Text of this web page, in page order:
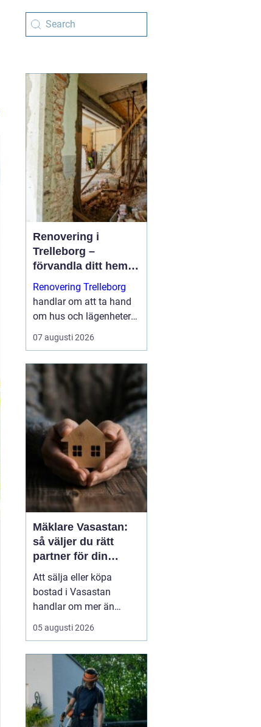
Renovering i
Trelleborg –
förvandla ditt hem
med kvalitet
Renovering Trelleborg
handlar om att ta hand
om hus och lägenheter
på ett sätt som både
stärker vardagen och
bostaden. I en stad me...
07 augusti 2026
Mäklare Vasastan:
så väljer du rätt
partner för din
bostadsaffär
Att sälja eller köpa
bostad i Vasastan
handlar om mer än
kvadratmeter och
slutpris. Området bär på
sekelskifteshus med
djupa fönsternischer till
funkisgator och lugna
innergårdar...
05 augusti 2026